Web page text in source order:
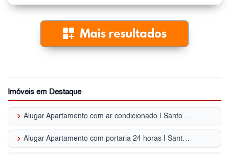
Imóveis em Destaque
keyboard_arrow_right Alugar Apartamento com ar condicionado | Santo Amaro
keyboard_arrow_right Alugar Apartamento com portaria 24 horas | Santo Amaro